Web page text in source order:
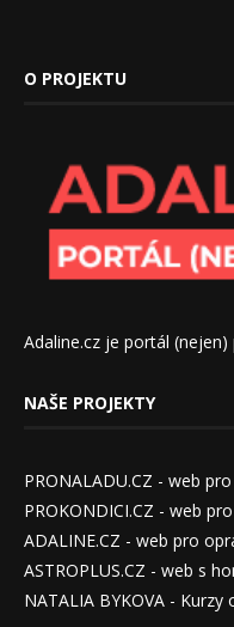
O PROJEKTU
Adaline.cz je portál (nejen)
NAŠE PROJEKTY
PRONALADU.CZ - web
PROKONDICI.CZ - web
ADALINE.CZ - web pro
ASTROPLUS.CZ - web s
NATALIA BYKOVA -